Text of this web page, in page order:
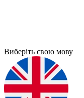
Виберіть свою мову